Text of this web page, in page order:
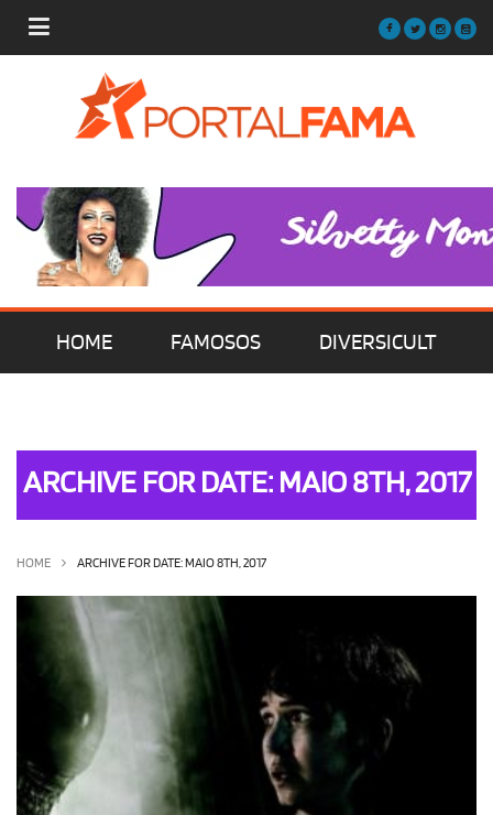
HOME FAMOSOS DIVERSICULT
OLHA ISSO! EU QUERO!
ARCHIVE FOR DATE: MAIO 8TH, 2017
HOME ARCHIVE FOR DATE: MAIO 8TH, 2017